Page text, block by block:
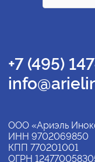
+7 (495)
ООО «Ариэль
ИНН 9702069850
КПП 770201001
ОГРН